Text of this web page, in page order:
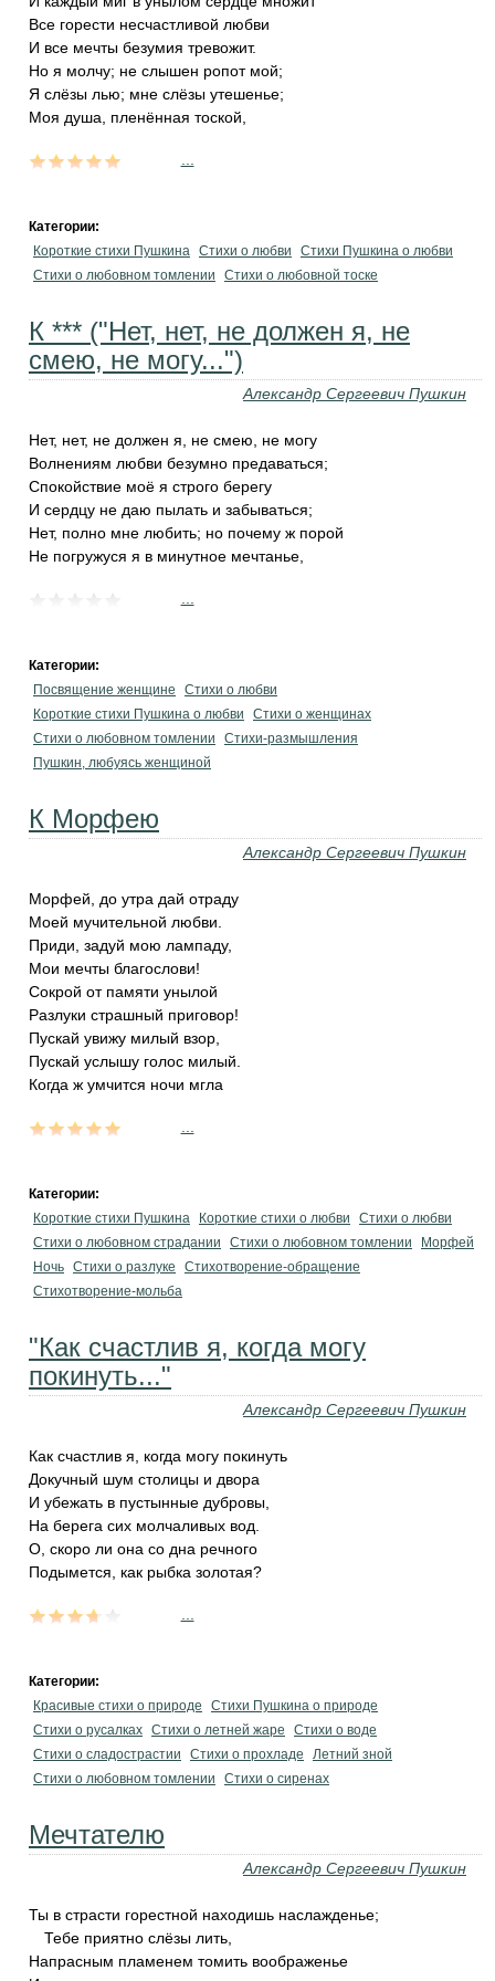
Все горести несчастливой любви
И все мечты безумия тревожит.
Но я молчу; не слышен ропот мой;
Я слёзы лью; мне слёзы утешенье;
Моя душа, пленённая тоской,
Категории:
Короткие стихи Пушкина Стихи о любви
Стихи Пушкина о любви
Стихи о любовном томлении
Стихи о любовной тоске
К *** ("Нет, нет, не должен я, не
смею, не могу...")
Александр Сергеевич Пушкин
Нет, нет, не должен я, не смею, не могу
Волнениям любви безумно предаваться;
Спокойствие моё я строго берегу
И сердцу не даю пылать и забываться;
Нет, полно мне любить; но почему ж порой
Не погружуся я в минутное мечтанье,
Категории:
Посвящение женщине
Стихи о любви
Короткие стихи Пушкина о любви
Стихи о женщинах
Стихи о любовном томлении
Стихи-размышления
Пушкин, любуясь женщиной
К Морфею
Александр Сергеевич Пушкин
Морфей, до утра дай отраду
Моей мучительной любви.
Приди, задуй мою лампаду,
Мои мечты благослови!
Сокрой от памяти унылой
Разлуки страшный приговор!
Пускай увижу милый взор,
Пускай услышу голос милый.
Когда ж умчится ночи мгла
Категории:
Короткие стихи Пушкина
Короткие стихи о любви
Стихи о любви
Стихи о любовном страдании
Стихи о любовном томлении
Морфей
Ночь Стихи о разлуке
Стихотворение-обращение
Стихотворение-мольба
"Как счастлив я, когда могу
покинуть..."
Александр Сергеевич Пушкин
Как счастлив я, когда могу покинуть
Докучный шум столицы и двора
И убежать в пустынные дубровы,
На берега сих молчаливых вод.
О, скоро ли она со дна речного
Подымется, как рыбка золотая?
Категории:
Красивые стихи о природе
Стихи Пушкина о природе
Стихи о русалках Стихи о летней жаре
Стихи о воде
Стихи о сладострастии
Стихи о прохладе
Летний зной
Стихи о любовном томлении
Стихи о сиренах
Мечтателю
Александр Сергеевич Пушкин
Ты в страсти горестной находишь наслажденье;
Тебе приятно слёзы лить,
Напрасным пламенем томить воображенье